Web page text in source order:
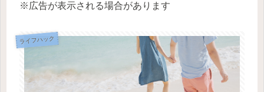
※広告が表示される場合があります
ライフハック